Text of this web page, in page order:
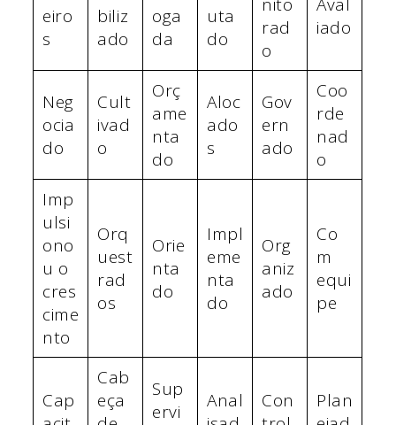
eiro
s
biliz
ado
oga
da
uta
do
nito
rad
o
Aval
iado
Neg
ocia
do
Cult
ivad
o
Orç
ame
nta
do
Aloc
ado
s
Gov
ern
ado
Coo
rde
nad
o
Imp
ulsi
ono
u o
cres
cime
nto
Orq
uest
rad
os
Orie
nta
do
Impl
eme
nta
do
Org
aniz
ado
Co
m
equi
pe
Cap
Cab
eça
Sup
ervi
Anal
Con
Plan